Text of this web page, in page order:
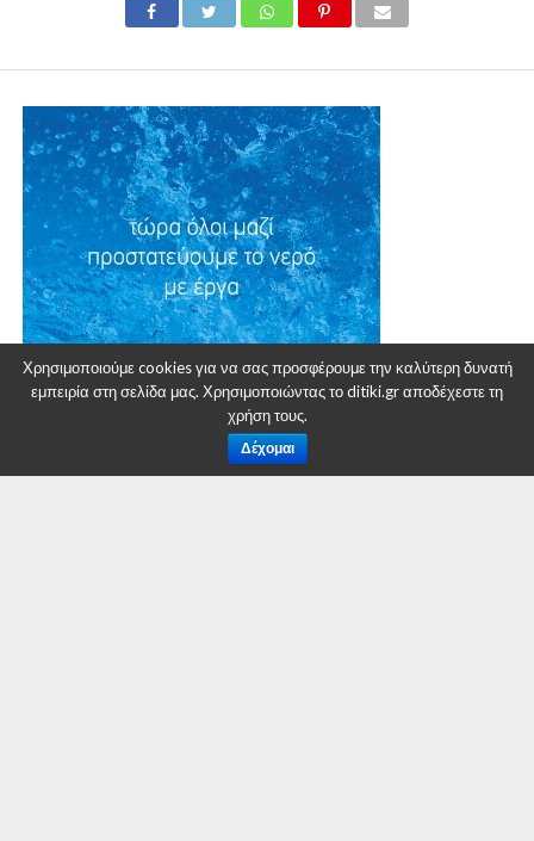
Ψήφισμα του Τμήματος
Χημικών Μηχανικών της
Πολυτεχνικής Σχολής του
Πανεπιστημίου Δ. Μακεδονίας
για την απώλεια του αγαπητού
συναδέλφου Κώστα
Τσανακτσίδη
Δυτική Μακεδονία
14 Οκτωβρίου 2025
Χρησιμοποιούμε cookies για να σας προσφέρουμε την καλύτερη δυνατή
εμπειρία στη σελίδα μας. Χρησιμοποιώντας το ditiki.gr αποδέχεστε τη
χρήση τους.
Δέχομαι